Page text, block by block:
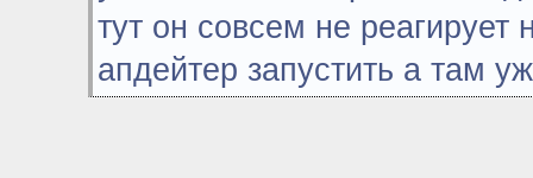
тут он совсем не реагирует
апдейтер запустить а там